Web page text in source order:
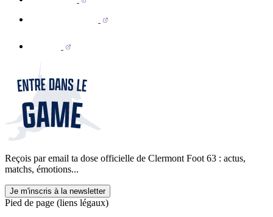
Reçois par email ta dose officielle de Clermont Foot 63 : actus,
matchs, émotions...
Je m'inscris à la newsletter
Pied de page (liens légaux)